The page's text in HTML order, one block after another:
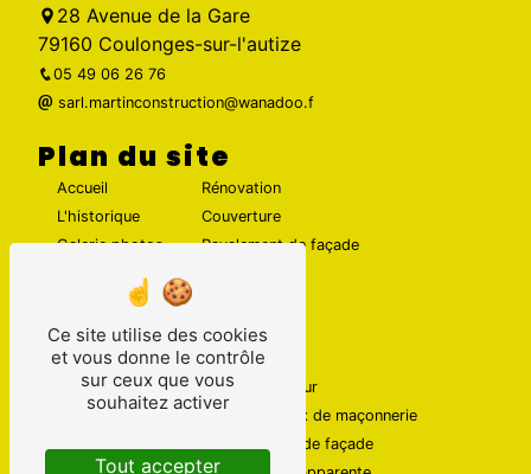
28 Avenue de la Gare
79160 Coulonges-sur-l'autize
05 49 06 26 76
sarl.martinconstruction@wanadoo.f
Plan du site
Accueil
L'historique
Galerie photos
Maçonnerie
Rénovation
Couverture
Ravalement de façade
Nos prestations
Maçonnerie
Rénovation maison
Couvreur
Travaux de maçonnerie
Enduit de façade
Ce site utilise des cookies
et vous donne le contrôle
sur ceux que vous
souhaitez activer
Tout accepter